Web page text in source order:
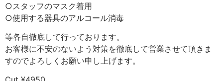
○スタッフのマスク着用
○使用する器具のアルコール消毒
等各自徹底して行っております。
お客様に不安のないよう対策を徹底して営業させて頂きま
すのでよろしくお願い申し上げます。